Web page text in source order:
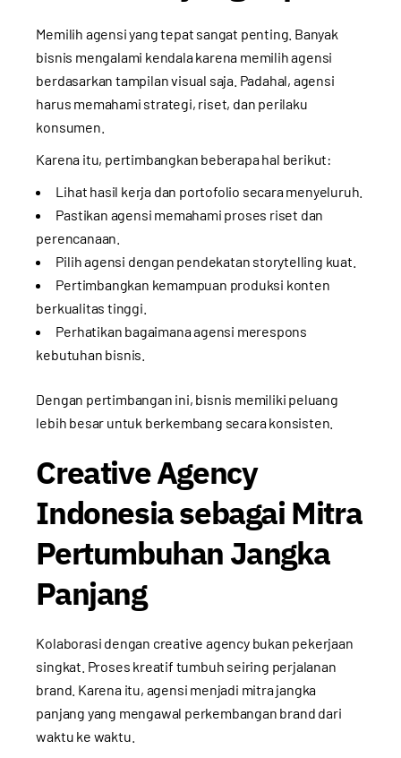
Memilih agensi yang tepat sangat penting. Banyak
bisnis mengalami kendala karena memilih agensi
berdasarkan tampilan visual saja. Padahal, agensi
harus memahami strategi, riset, dan perilaku
konsumen.
Karena itu, pertimbangkan beberapa hal berikut:
Lihat hasil kerja dan portofolio secara menyeluruh.
Pastikan agensi memahami proses riset dan
perencanaan.
Pilih agensi dengan pendekatan storytelling kuat.
Pertimbangkan kemampuan produksi konten
berkualitas tinggi.
Perhatikan bagaimana agensi merespons
kebutuhan bisnis.
Dengan pertimbangan ini, bisnis memiliki peluang
lebih besar untuk berkembang secara konsisten.
Creative Agency
Indonesia sebagai Mitra
Pertumbuhan Jangka
Panjang
Kolaborasi dengan creative agency bukan pekerjaan
singkat. Proses kreatif tumbuh seiring perjalanan
brand. Karena itu, agensi menjadi mitra jangka
panjang yang mengawal perkembangan brand dari
waktu ke waktu.